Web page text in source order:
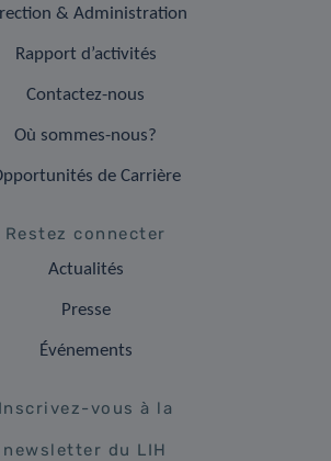
& Administration
Rapport d’activités
Contactez-nous
Où sommes-nous?
de Carrière
Restez connecter
Actualités
Presse
Événements
Inscrivez-vous à la
newsletter du LIH